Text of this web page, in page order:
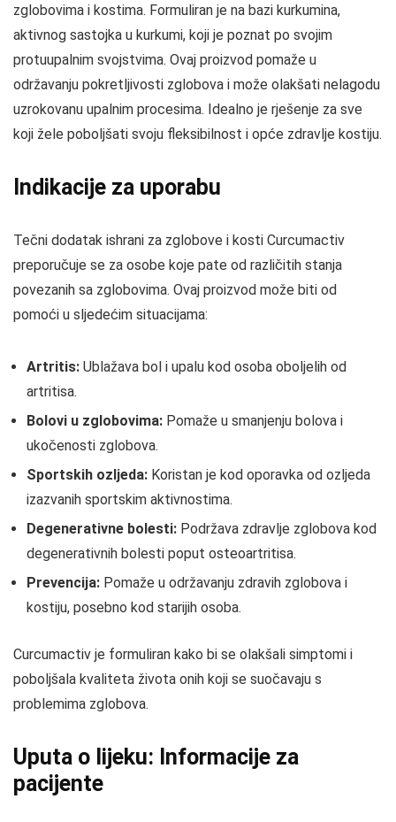
zglobovima i kostima. Formuliran je na bazi kurkumina,
aktivnog sastojka u kurkumi, koji je poznat po svojim
protuupalnim svojstvima. Ovaj proizvod pomaže u
održavanju pokretljivosti zglobova i može olakšati nelagodu
uzrokovanu upalnim procesima. Idealno je rješenje za sve
koji žele poboljšati svoju fleksibilnost i opće zdravlje kostiju.
Indikacije za uporabu
Tečni dodatak ishrani za zglobove i kosti Curcumactiv
preporučuje se za osobe koje pate od različitih stanja
povezanih sa zglobovima. Ovaj proizvod može biti od
pomoći u sljedećim situacijama:
Artritis: Ublažava bol i upalu kod osoba oboljelih od
artritisa.
Bolovi u zglobovima: Pomaže u smanjenju bolova i
ukočenosti zglobova.
Sportskih ozljeda: Koristan je kod oporavka od ozljeda
izazvanih sportskim aktivnostima.
Degenerativne bolesti: Podržava zdravlje zglobova kod
degenerativnih bolesti poput osteoartritisa.
Prevencija: Pomaže u održavanju zdravih zglobova i
kostiju, posebno kod starijih osoba.
Curcumactiv je formuliran kako bi se olakšali simptomi i
poboljšala kvaliteta života onih koji se suočavaju s
problemima zglobova.
Uputa o lijeku: Informacije za
pacijente